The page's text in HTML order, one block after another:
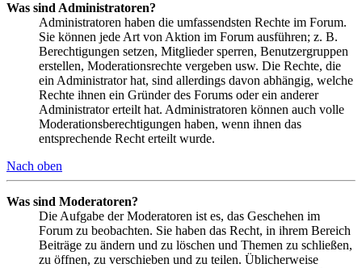
Was sind Administratoren?
Administratoren haben die umfassendsten Rechte im Forum.
Sie können jede Art von Aktion im Forum ausführen; z. B.
Berechtigungen setzen, Mitglieder sperren, Benutzergruppen
erstellen, Moderationsrechte vergeben usw. Die Rechte, die
ein Administrator hat, sind allerdings davon abhängig, welche
Rechte ihnen ein Gründer des Forums oder ein anderer
Administrator erteilt hat. Administratoren können auch volle
Moderationsberechtigungen haben, wenn ihnen das
entsprechende Recht erteilt wurde.
Nach oben
Was sind Moderatoren?
Die Aufgabe der Moderatoren ist es, das Geschehen im
Forum zu beobachten. Sie haben das Recht, in ihrem Bereich
Beiträge zu ändern und zu löschen und Themen zu schließen,
zu öffnen, zu verschieben und zu teilen. Üblicherweise